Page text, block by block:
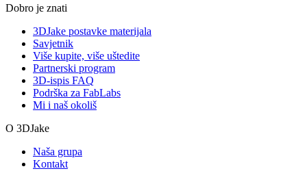
Dobro je znati
3DJake postavke materijala
Savjetnik
Više kupite, više uštedite
Partnerski program
3D-ispis FAQ
Podrška za FabLabs
Mi i naš okoliš
O 3DJake
Naša grupa
Kontakt